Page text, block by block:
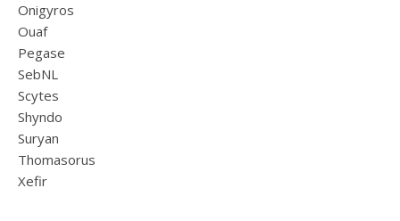
Onigyros
Ouaf
Pegase
SebNL
Scytes
Shyndo
Suryan
Thomasorus
Xefir